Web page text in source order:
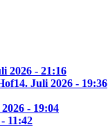
2026 - 21:16
14. Juli 2026 - 19:36
- 19:04
11:42